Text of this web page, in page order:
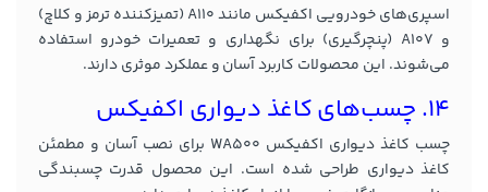
اسپری‌های خودرویی اکفیکس مانند A110 (تمیزکننده ترمز و کلاچ)
و A107 (پنچرگیری) برای نگهداری و تعمیرات خودرو استفاده
می‌شوند. این محصولات کاربرد آسان و عملکرد موثری دارند.
14. چسب‌های کاغذ دیواری اکفیکس
چسب کاغذ دیواری اکفیکس WA500 برای نصب آسان و مطمئن
کاغذ دیواری طراحی شده است. این محصول قدرت چسبندگی